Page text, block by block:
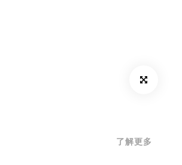
了解更多